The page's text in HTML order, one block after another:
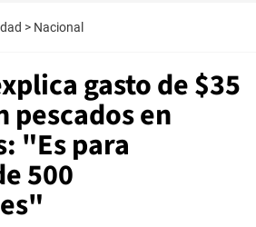
> Nacional
gasto de $35
pescados en
"Es para
500